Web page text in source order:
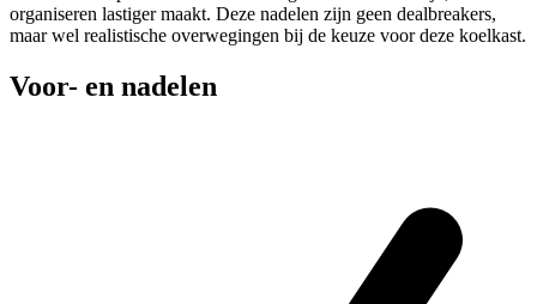
organiseren lastiger maakt. Deze nadelen zijn geen dealbreakers,
maar wel realistische overwegingen bij de keuze voor deze koelkast.
Voor- en nadelen